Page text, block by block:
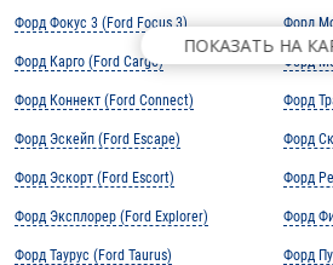
ПОКАЗАТЬ НА
Форд Фокус 3 (Ford Focus 3)
Форд Карго (Ford Cargo)
Форд Коннект (Ford Connect)
Форд Эскейп (Ford Escape)
Форд Эскорт (Ford Escort)
Форд Эксплорер (Ford Explorer)
Форд Таурус (Ford Taurus)
Форд
Форд
Форд
Форд
Форд
Форд
Форд